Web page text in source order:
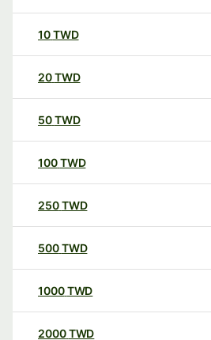
10TWD
20TWD
50TWD
100TWD
250TWD
500TWD
1000TWD
2000TWD